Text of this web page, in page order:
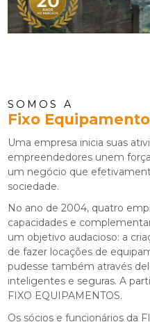
SOMOS A
Fixo
Uma empresa inicia suas
empreendedores unem
um negócio que
sociedade.
No ano de 2004, quatro
capacidades e
um objetivo audacioso: a
de fazer locações de
pudesse também através
inteligentes e seguras. A
FIXO EQUIPAMENTOS.
Os sócios e funcionários da